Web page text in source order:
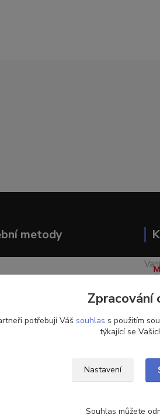
metody
Zpracování
potřebují Váš souhlas s použitím
týkající se
Nastavení
Souhlas můžete